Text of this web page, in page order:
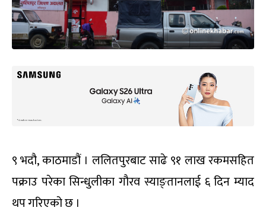
९ भदौ, काठमाडौं । ललितपुरबाट साढे ९१ लाख रकमसहित
पक्राउ परेका सिन्धुलीका गौरव स्याङ्तानलाई ६ दिन म्याद
थप गरिएको छ ।